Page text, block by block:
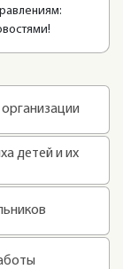
детей и их